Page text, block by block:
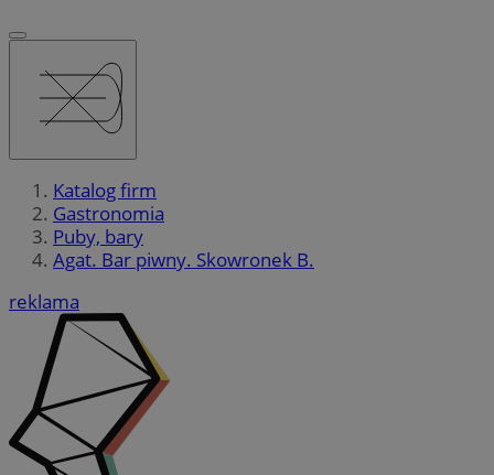
Katalog firm
Gastronomia
Puby, bary
Agat. Bar piwny. Skowronek B.
reklama